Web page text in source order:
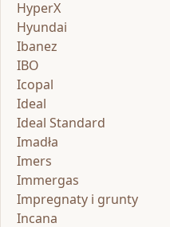
HyperX
Hyundai
Ibanez
IBO
Icopal
Ideal
Ideal Standard
Imadła
Imers
Immergas
Impregnaty i grunty
Incana